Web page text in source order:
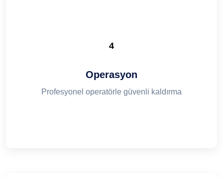
4
Operasyon
Profesyonel operatörle güvenli kaldırma